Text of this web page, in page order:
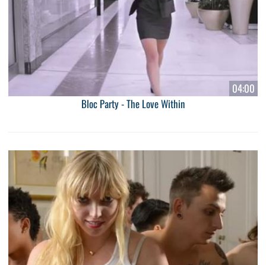
04:00
Bloc Party - The Love Within